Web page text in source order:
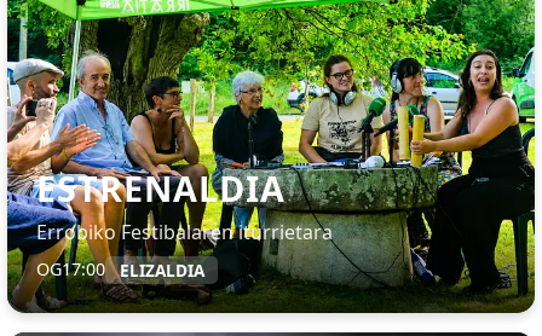
ESTRENALDIA
Errobiko Festibalaren iturrietara
OG17:00 ELIZALDIA